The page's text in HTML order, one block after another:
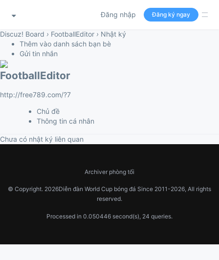
Đăng nhập Đăng ký ngay
Discuz! Board › FootballEditor › Nhật ký
Thêm vào danh sách bạn bè
Gửi tin nhắn
FootballEditor
http://free789.com/?7
Chủ đề
Thông tin cá nhân
Chưa có nhật ký liên quan
Archiver phòng tối
© Copyright. 2026Diễn đàn World Cup bóng đá Since 2011-2026, All rights
reserved.
Processed in 0.050446 second(s), 24 queries.